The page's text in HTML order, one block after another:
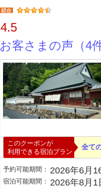
4.5
お客さまの声（4
このクーポンが
利用できる宿泊プラン
全て
予約可能期間： 2026年6月
宿泊可能期間： 2026年8月